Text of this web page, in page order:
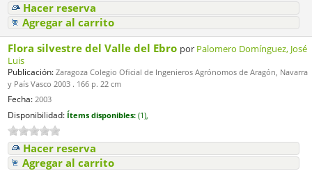
Hacer reserva
Agregar al carrito
Flora silvestre del Valle del Ebro por Palomero Domínguez, José
Luis
Publicación: Zaragoza Colegio Oficial de Ingenieros Agrónomos de Aragón, Navarra
y País Vasco 2003 . 166 p. 22 cm
Fecha: 2003
Disponibilidad: Ítems disponibles: (1),
Hacer reserva
Agregar al carrito